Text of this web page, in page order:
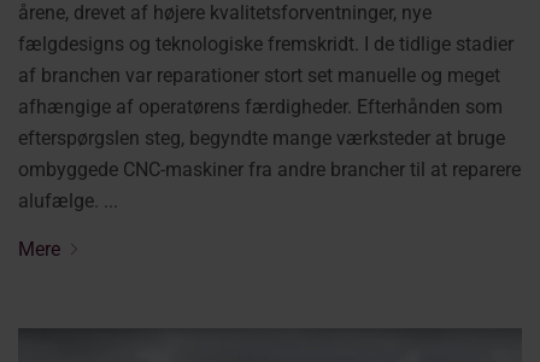
årene, drevet af højere kvalitetsforventninger, nye
fælgdesigns og teknologiske fremskridt. I de tidlige stadier
af branchen var reparationer stort set manuelle og meget
afhængige af operatørens færdigheder. Efterhånden som
efterspørgslen steg, begyndte mange værksteder at bruge
ombyggede CNC-maskiner fra andre brancher til at reparere
alufælge. ...
Mere